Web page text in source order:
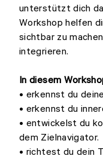
unterstützt dich
Workshop helfen
sichtbar zu
integrieren.
In diesem
• erkennst du
• erkennst du
• entwickelst du
dem Zielnavigator.
• richtest du dein